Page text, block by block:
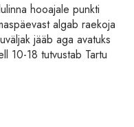
hooajale punkti
algab raekoja
jääb aga avatuks
10-18 tutvustab Tartu